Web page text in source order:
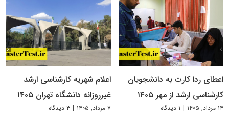
اعطای ردا کارت به دانشجویان
کارشناسی ارشد از مهر ۱۴۰۵
۱۴ مرداد, ۱۴۰۵ | ۱ دیدگاه
اعلام شهریه کارشناسی ارشد
غیرروزانه دانشگاه تهران ۱۴۰۵
۷ مرداد, ۱۴۰۵ | ۳ دیدگاه